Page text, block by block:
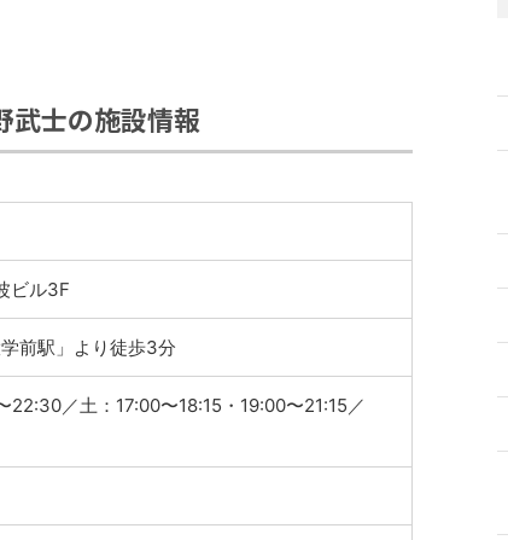
武士の施設情報
ビル3F
前駅」より徒歩3分
22:30／土：17:00〜18:15・19:00〜21:15／